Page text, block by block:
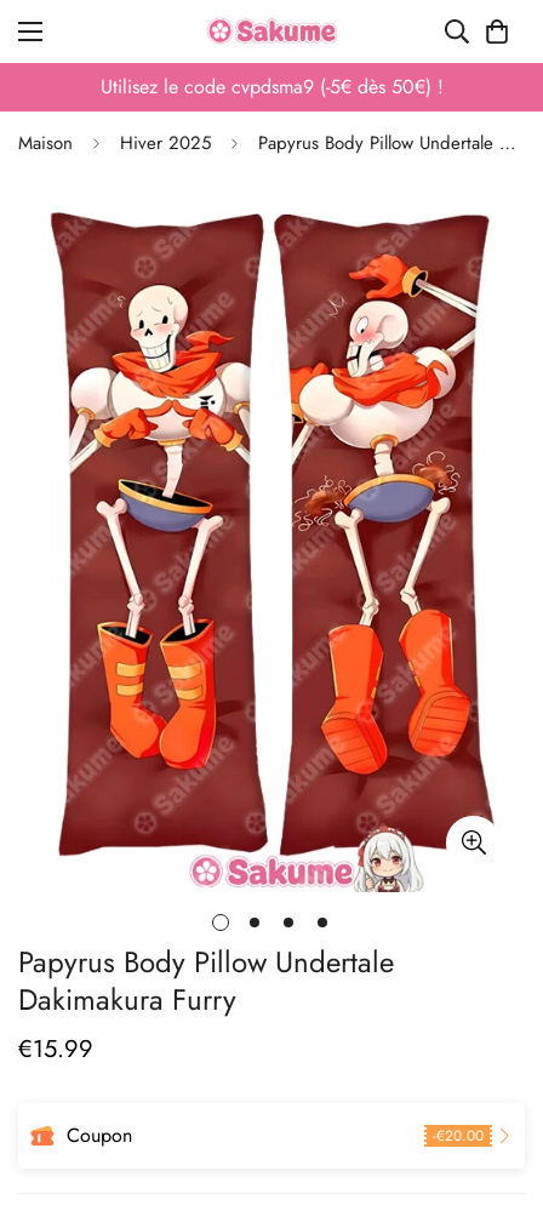
Utilisez le code cvpdsma9 (-5€ dès 50€) !
Maison Hiver 2025 Papyrus Body Pillow Undertale Dakimakura Furry
Papyrus Body Pillow Undertale
Dakimakura Furry
Prix
€15.99
Coupon -€20.00